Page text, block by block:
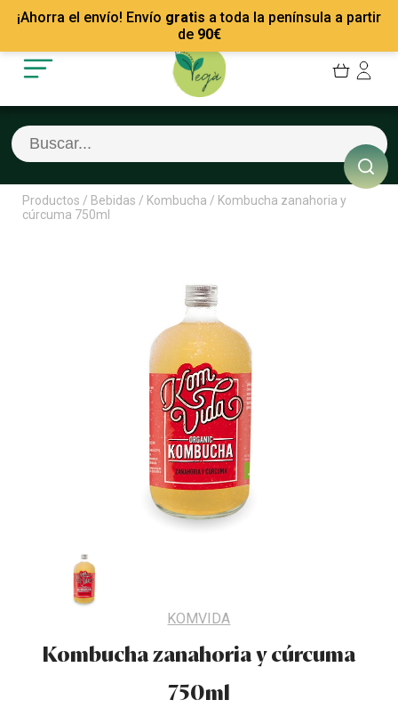
¡Ahorra el envío! Envío gratis a toda la península a partir
de 90€
Mis Pedidos
Mis favoritos
Cerrar sesión
Recetas
Empresas
Contacto
Productos / Bebidas / Kombucha / Kombucha zanahoria y
cúrcuma 750ml
KOMVIDA
Kombucha zanahoria y cúrcuma
750ml